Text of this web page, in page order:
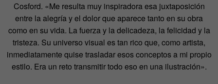
Cosford. «Me resulta muy inspiradora esa juxtaposición
entre la alegría y el dolor que aparece tanto en su obra
como en su vida. La fuerza y la delicadeza, la felicidad y la
tristeza. Su universo visual es tan rico que, como artista,
inmediatamente quise trasladar esos conceptos a mi propio
estilo. Era un reto transmitir todo eso en una ilustración».